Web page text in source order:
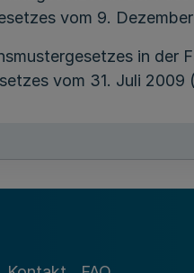
vom 9.
in der
vom 31. Juli 2009
vom